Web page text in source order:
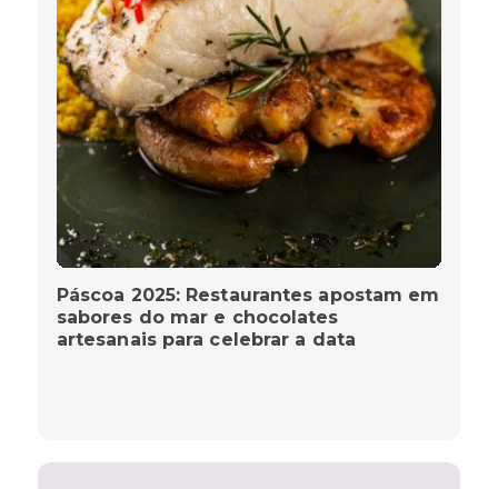
Páscoa 2025: Restaurantes apostam em
sabores do mar e chocolates
artesanais para celebrar a data